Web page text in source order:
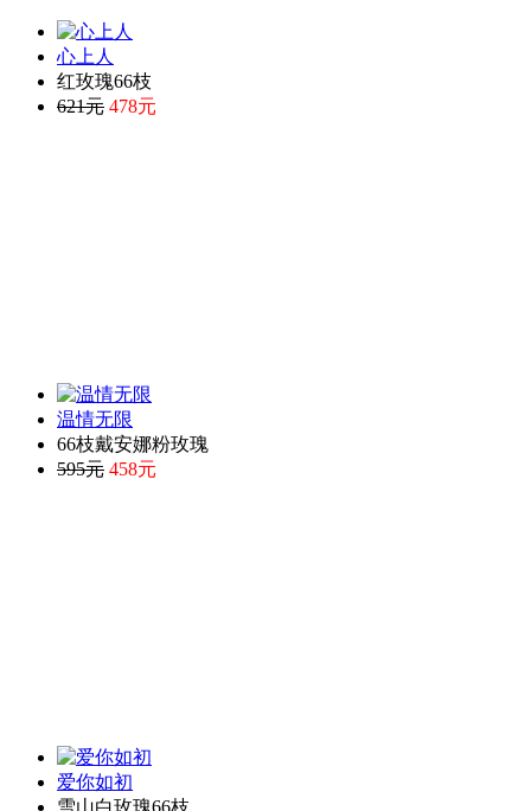
心上人
红玫瑰66枝
621元 478元
温情无限
66枝戴安娜粉玫瑰
595元 458元
爱你如初
雪山白玫瑰66枝